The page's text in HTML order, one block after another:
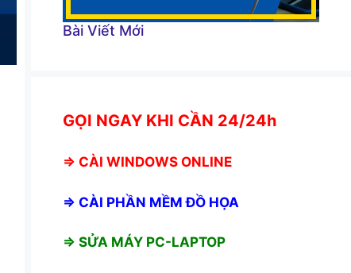
Bài Viết Mới
GỌI NGAY KHI CẦN 24/24h
⇒ CÀI WINDOWS ONLINE
⇒ CÀI PHẦN MỀM ĐỒ HỌA
⇒ SỬA MÁY PC-LAPTOP